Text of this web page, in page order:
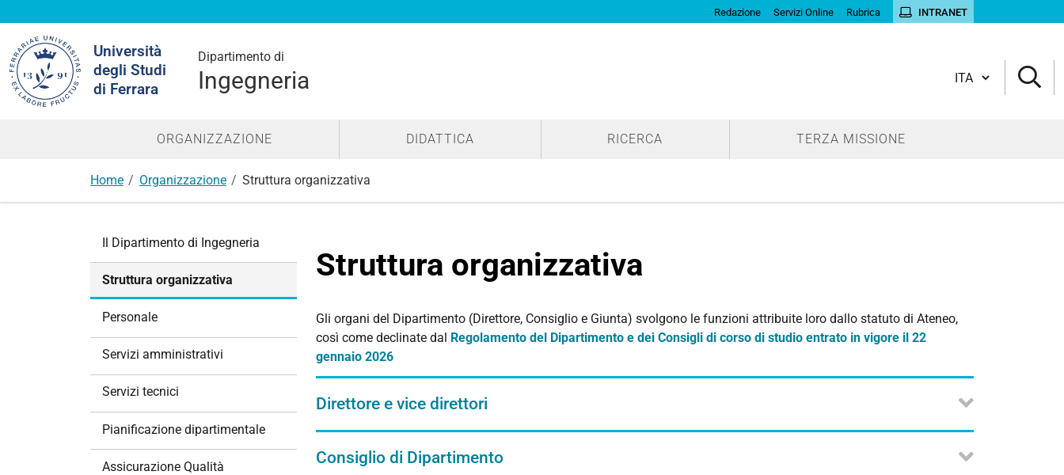
Redazione Servizi Online Rubrica INTRANET
Università
degli Studi
di Ferrara
Dipartimento di
Ingegneria
nel
sito
Cambia lingua
ORGANIZZAZIONE DIDATTICA RICERCA TERZA MISSIONE
Home Organizzazione Struttura organizzativa
Struttura organizzativa
Gli organi del Dipartimento (Direttore, Consiglio e Giunta) svolgono le funzioni attribuite loro dallo statuto di Ateneo,
così come declinate dal Regolamento del Dipartimento e dei Consigli di corso di studio entrato in vigore il 22
gennaio 2026
Direttore e vice direttori
Consiglio di Dipartimento
Il Dipartimento di Ingegneria
Struttura organizzativa
Personale
Servizi amministrativi
Servizi tecnici
Pianificazione dipartimentale
Assicurazione Qualità